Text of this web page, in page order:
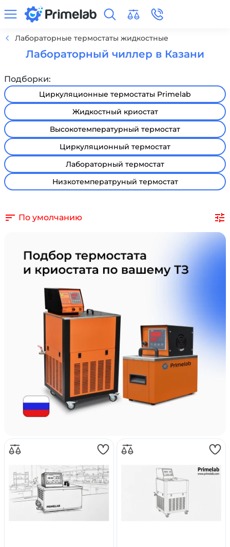
Лабораторные термостаты жидкостные
Лабораторный чиллер в Казани
Подборки:
Циркуляционные термостаты Primelab
Жидкостный криостат
Высокотемпературный термостат
Циркуляционный термостат
Лабораторный термостат
Низкотемператруный термостат
По умолчанию